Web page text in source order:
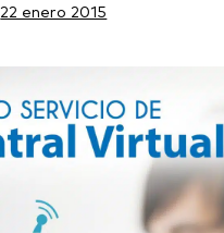
22 enero 2015